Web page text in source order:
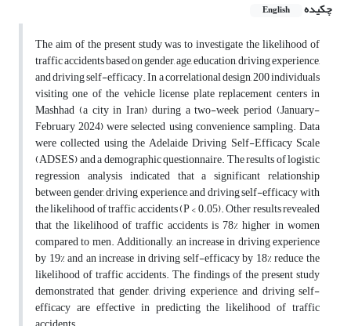
چکیده
English
The aim of the present study was to investigate the likelihood of
traffic accidents based on gender, age, education, driving experience,
and driving self-efficacy. In a correlational design, 200 individuals
visiting one of the vehicle license plate replacement centers in
Mashhad (a city in Iran) during a two-week period (January-
February 2024) were selected using convenience sampling. Data
were collected using the Adelaide Driving Self-Efficacy Scale
(ADSES) and a demographic questionnaire. The results of logistic
regression analysis indicated that a significant relationship
between gender, driving experience, and driving self-efficacy with
the likelihood of traffic accidents (P < 0.05). Other results revealed
that the likelihood of traffic accidents is 78% higher in women
compared to men. Additionally, an increase in driving experience
by 19% and an increase in driving self-efficacy by 18% reduce the
likelihood of traffic accidents. The findings of the present study
demonstrated that gender, driving experience, and driving self-
efficacy are effective in predicting the likelihood of traffic